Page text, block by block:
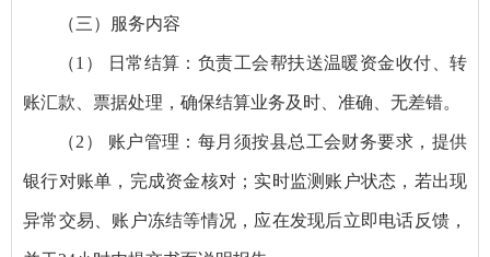
（三）服务内容
（1） 日常结算：负责工会帮扶送温暖资金收付、转
账汇款、票据处理，确保结算业务及时、准确、无差错。
（2） 账户管理：每月须按县总工会财务要求，提供
银行对账单，完成资金核对；实时监测账户状态，若出现
异常交易、账户冻结等情况，应在发现后立即电话反馈，